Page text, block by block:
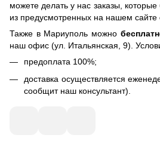
можете делать у нас заказы,
из предусмотренных на нашем сайте
Также в Мариуполь можно
наш офис (ул. Итальянская, 9).
предоплата 100%;
доставка осуществляется
сообщит наш консультант).